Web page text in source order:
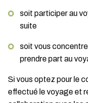
soit participer au
suite
soit vous
prendre part au
Si vous optez pour le
effectué le voyage et